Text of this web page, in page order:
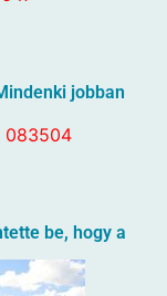
jobban
be, hogy a